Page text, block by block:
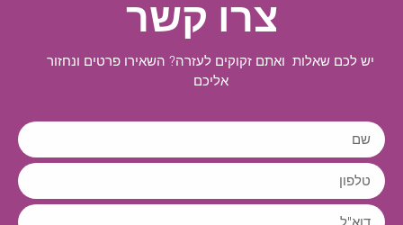
צרו קשר
יש לכם שאלות ואתם זקוקים לעזרה? השאירו פרטים ונחזור
אליכם